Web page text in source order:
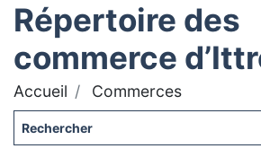
Répertoire des
commerce
Accueil Commerces